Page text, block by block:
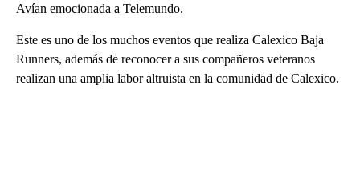
Avían emocionada a Telemundo.
Este es uno de los muchos eventos que realiza Calexico Baja
Runners, además de reconocer a sus compañeros veteranos
realizan una amplia labor altruista en la comunidad de Calexico.